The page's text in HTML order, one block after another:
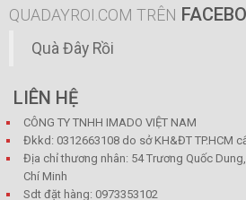
QUADAYROI.COM TRÊN
Quà Đây Rồi
LIÊN HỆ
CÔNG TY TNHH IMADO VIỆT NAM
Đkkd: 0312663108 do sở KH&ĐT TP.HCM
Địa chỉ thương nhân: 54 Trương Quốc Dung,
Chí Minh
Sdt đặt hàng: 0973353102